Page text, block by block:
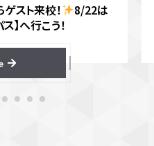
スト来校！
8/22は
】へ行こう！